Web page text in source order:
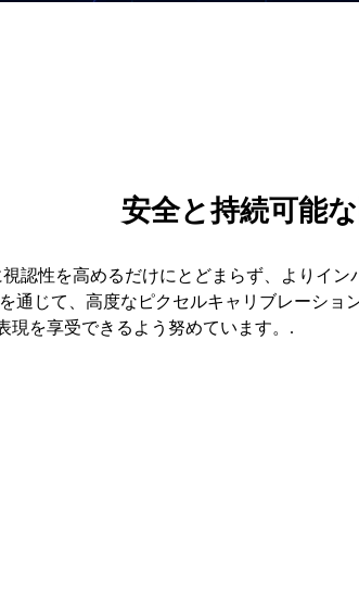
安全と持続可能
認性を高めるだけにとどまらず、よりイ
通じて、高度なピクセルキャリブレーショ
現を享受できるよう努めています。.